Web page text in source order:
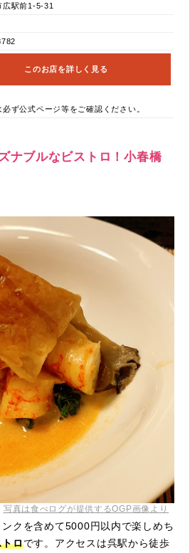
広駅前1-5-31
このお店を詳しく見る
ず公式ページ等をご確認ください。
ナブルなビストロ！小春橋
写真は食べログが提供するOGP画像より
ンクを含めて5000円以内で楽しめち
トロです。アクセスは呉駅から徒歩